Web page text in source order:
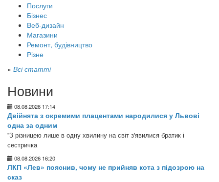
Послуги
Бізнес
Веб-дизайн
Магазини
Ремонт, будівництво
Різне
» Всі статті
Новини
08.08.2026 17:14
Двійнята з окремими плацентами народилися у Львові
одна за одним
"З різницею лише в одну хвилину на світ з'явилися братик і
сестричка
08.08.2026 16:20
ЛКП «Лев» пояснив, чому не прийняв кота з підозрою на
сказ